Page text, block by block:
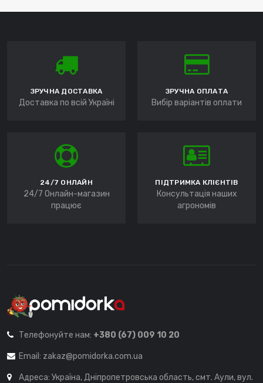
ЗРУЧНА ДОСТАВКА
Доставка по всій Україні
ЗРУЧНА ОПЛАТА
Вибір варіантів оплати
24/7 ОНЛАЙН
24/7 Онлайн-магазин
працює
ПІДТРИМКА КЛІЄНТІВ
Консультація наших
агрономів
Телефонуйте нам: +380 (67) 009 10 20
Email: zakaz@pomidorka.com.ua
Адреса: Україна, Дніпропетровська область, смт. Аули, вул.